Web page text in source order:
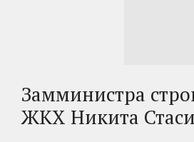
Замминистра
ЖКХ Никита